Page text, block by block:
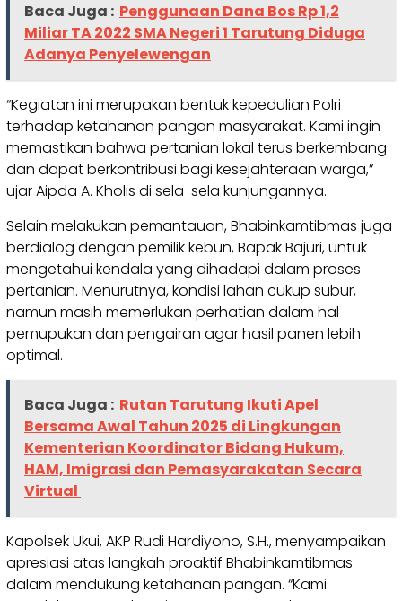
Baca Juga : Penggunaan Dana Bos Rp 1,2
Miliar TA 2022 SMA Negeri 1 Tarutung Diduga
Adanya Penyelewengan
“Kegiatan ini merupakan bentuk kepedulian Polri
terhadap ketahanan pangan masyarakat. Kami ingin
memastikan bahwa pertanian lokal terus berkembang
dan dapat berkontribusi bagi kesejahteraan warga,”
ujar Aipda A. Kholis di sela-sela kunjungannya.
Selain melakukan pemantauan, Bhabinkamtibmas juga
berdialog dengan pemilik kebun, Bapak Bajuri, untuk
mengetahui kendala yang dihadapi dalam proses
pertanian. Menurutnya, kondisi lahan cukup subur,
namun masih memerlukan perhatian dalam hal
pemupukan dan pengairan agar hasil panen lebih
optimal.
Baca Juga : Rutan Tarutung Ikuti Apel
Bersama Awal Tahun 2025 di Lingkungan
Kementerian Koordinator Bidang Hukum,
HAM, Imigrasi dan Pemasyarakatan Secara
Virtual
Kapolsek Ukui, AKP Rudi Hardiyono, S.H., menyampaikan
apresiasi atas langkah proaktif Bhabinkamtibmas
dalam mendukung ketahanan pangan. “Kami